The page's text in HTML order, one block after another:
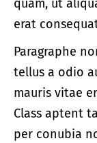
quam, ut
erat
Paragraphe
tellus a odio
mauris vitae
Class aptent
per conubia